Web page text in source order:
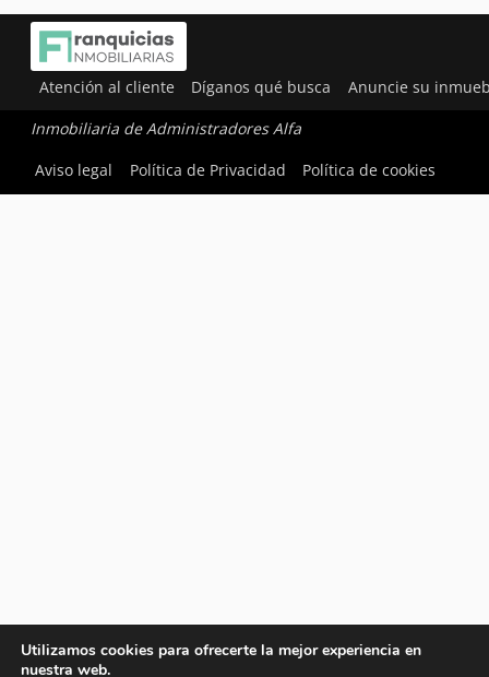
Atención al cliente Díganos qué busca Anuncie su
Inmobiliaria de Administradores Alfa
Aviso legal
Política de Privacidad Política de cookies
Utilizamos cookies para ofrecerte la mejor experiencia en
nuestra web.